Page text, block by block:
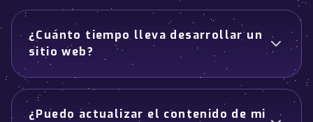
¿Cuánto tiempo lleva desarrollar un
sitio web?
¿Puedo actualizar el contenido de mi